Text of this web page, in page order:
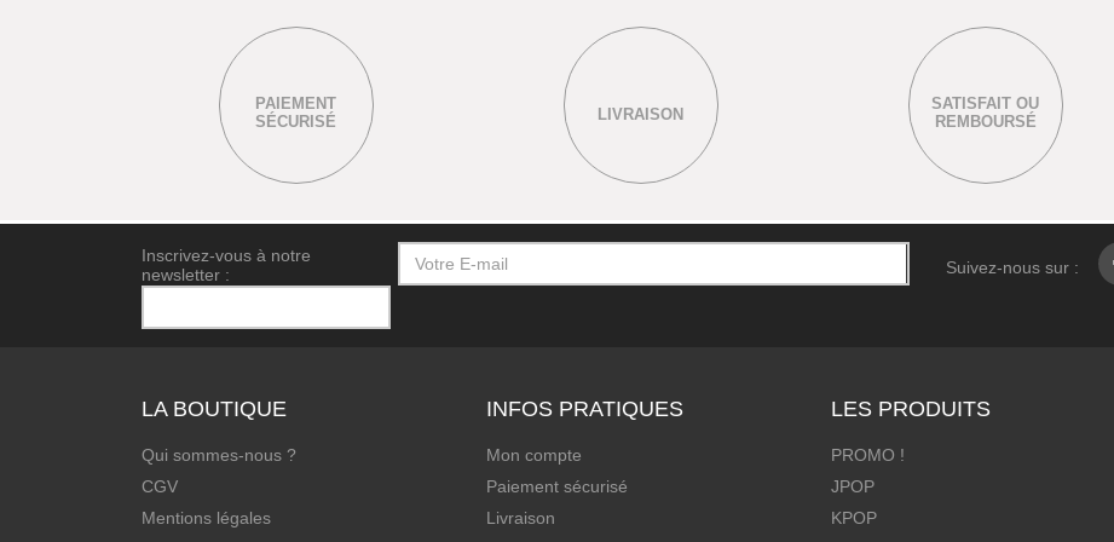
PAIEMENT
SÉCURISÉ
LIVRAISON
SATISFAIT OU
REMBOURSÉ
Inscrivez-vous à notre
newsletter :
Suivez-nous sur :
LA BOUTIQUE
Qui sommes-nous ?
CGV
Mentions légales
INFOS PRATIQUES
Mon compte
Paiement sécurisé
Livraison
LES PRODUITS
PROMO !
JPOP
KPOP